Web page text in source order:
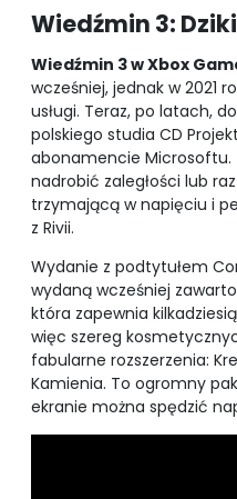
Wiedźmin 3:
Wiedźmin 3 w Xbox
wcześniej, jednak w 2021
usługi. Teraz, po latach,
polskiego studia CD
abonamencie Microsoftu.
nadrobić zaległości lub
trzymającą w napięciu i
z Rivii.
Wydanie z podtytułem
wydaną wcześniej
która zapewnia
więc szereg
fabularne rozszerzenia:
Kamienia. To ogromny
ekranie można spędzić